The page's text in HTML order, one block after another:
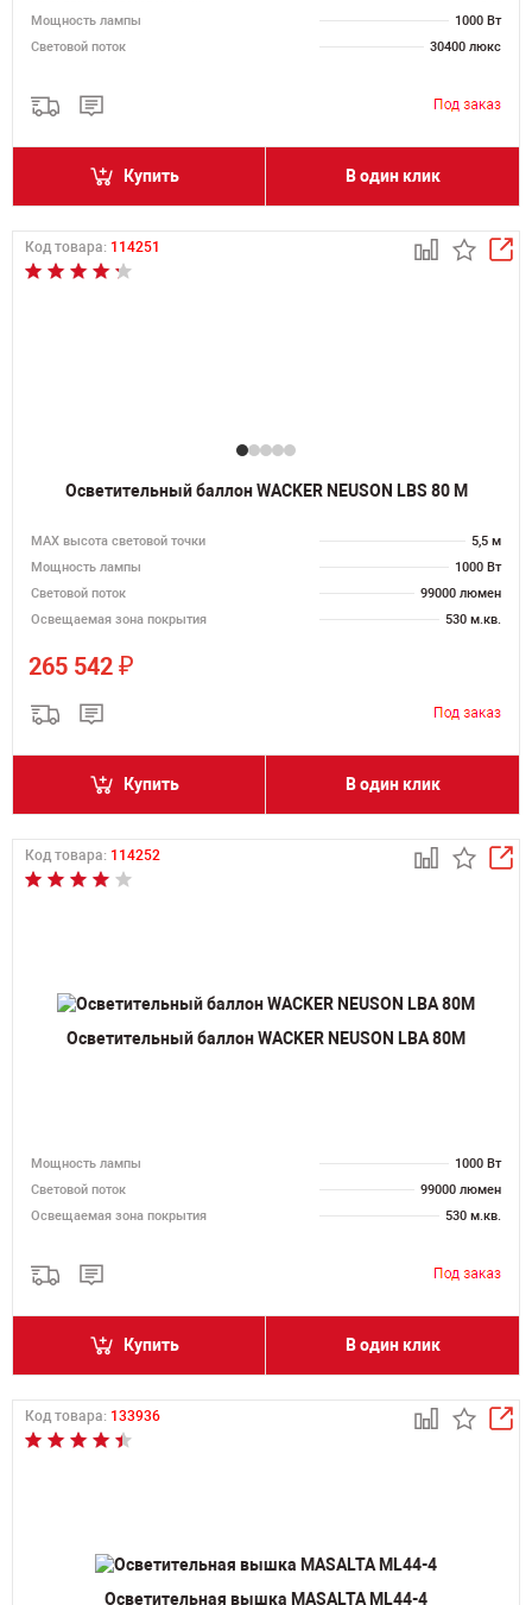
Мощность лампы
1000 Вт
Световой поток
30400 люкс
Купить В один клик
Код товара: 114251
Осветительный баллон WACKER NEUSON LBS 80 M
MAX высота световой точки
5,5 м
Мощность лампы
1000 Вт
Световой поток
99000 люмен
Освещаемая зона покрытия
530 м.кв.
265 542 ₽
Купить В один клик
Код товара: 114252
Осветительный баллон WACKER NEUSON LBA 80M
Мощность лампы
1000 Вт
Световой поток
99000 люмен
Освещаемая зона покрытия
530 м.кв.
Купить В один клик
Код товара: 133936
Осветительная вышка MASALTA ML44-4